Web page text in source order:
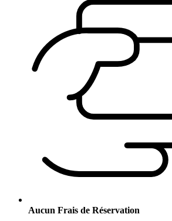
Aucun Frais de Réservation